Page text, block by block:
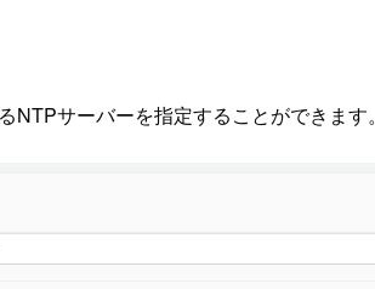
NTPサーバーを指定することができます。